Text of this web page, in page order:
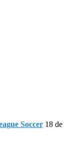
Soccer 18 de